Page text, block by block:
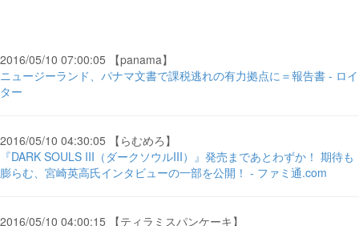
2016/05/10 07:00:05 【panama】
ニュージーランド、パナマ文書で課税逃れの有力拠点に＝報告書 - ロイ
ター
2016/05/10 04:30:05 【らむめろ】
『DARK SOULS III（ダークソウルIII）』発売まであとわずか！ 期待も
膨らむ、宮崎英高氏インタビューの一部を公開！ - ファミ通.com
2016/05/10 04:00:15 【ティラミスパンケーキ】